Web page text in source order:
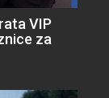
VIP
za